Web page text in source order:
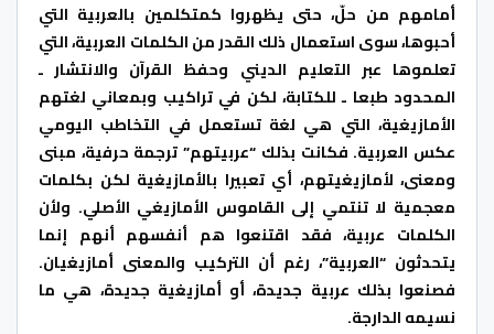
أمامهم من حلّ، حتى يظهروا كمتكلمين بالعربية التي
أحبوها، سوى استعمال ذلك القدر من الكلمات العربية، التي
تعلموها عبر التعليم الديني وحفظ القرآن والانتشار ـ
المحدود طبعا ـ للكتابة، لكن في تراكيب وبمعاني لغتهم
الأمازيغية، التي هي لغة تستعمل في التخاطب اليومي
عكس العربية. فكانت بذلك “عربيتهم” ترجمة حرفية، مبنى
ومعنى، لأمازيغيتهم، أي تعبيرا بالأمازيغية لكن بكلمات
معجمية لا تنتمي إلى القاموس الأمازيغي الأصلي. ولأن
الكلمات عربية، فقد اقتنعوا هم أنفسهم أنهم إنما
يتحدثون “العربية”، رغم أن التركيب والمعنى أمازيغيان.
فصنعوا بذلك عربية جديدة، أو أمازيغية جديدة، هي ما
نسيمه الدارجة.